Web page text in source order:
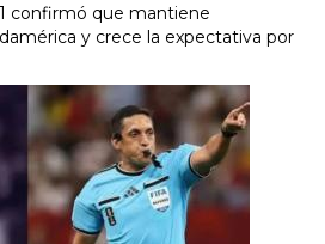
confirmó que mantiene
y crece la expectativa por